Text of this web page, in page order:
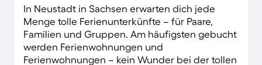
In Neustadt in Sachsen erwarten dich jede
Menge tolle Ferienunterkünfte – für Paare,
Familien und Gruppen. Am häufigsten gebucht
werden Ferienwohnungen und
Ferienwohnungen – kein Wunder bei der tollen